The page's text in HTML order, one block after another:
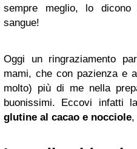
sempre meglio, lo
sangue!
Oggi un ringraziamento
mami, che con pazienza e
molto) più di me nella
buonissimi. Eccovi infatti
glutine al cacao e nocciole,